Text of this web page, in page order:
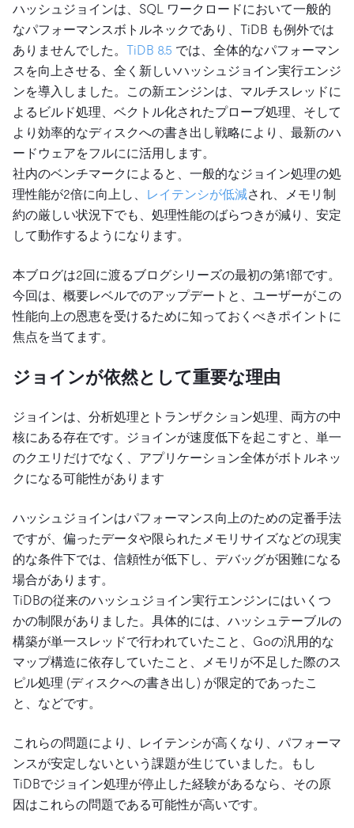
ハッシュジョインは、SQL ワークロードにおいて一般的
なパフォーマンスボトルネックであり、TiDB も例外では
ありませんでした。 TiDB 8.5 では、全体的なパフォーマン
スを向上させる、全く新しいハッシュジョイン実行エンジ
ンを導入しました。この新エンジンは、マルチスレッドに
よるビルド処理、ベクトル化されたプローブ処理、そして
より効率的なディスクへの書き出し戦略により、最新のハ
ードウェアをフルにに活用します。
社内のベンチマークによると、一般的なジョイン処理の処
理性能が2倍に向上し、
レイテンシが低減され、メモリ制
約の厳しい状況下でも、処理性能のばらつきが減り、安定
して動作するようになります。
本ブログは2回に渡るブログシリーズの最初の第1部です。
今回は、概要レベルでのアップデートと、ユーザーがこの
性能向上の恩恵を受けるために知っておくべきポイントに
焦点を当てます。
ジョインが依然として重要な理由
ジョインは、分析処理とトランザクション処理、両方の中
核にある存在です。ジョインが速度低下を起こすと、単一
のクエリだけでなく、アプリケーション全体がボトルネッ
クになる可能性があります
ハッシュジョインはパフォーマンス向上のための定番手法
ですが、偏ったデータや限られたメモリサイズなどの現実
的な条件下では、信頼性が低下し、デバッグが困難になる
場合があります。
TiDBの従来のハッシュジョイン実行エンジンにはいくつ
かの制限がありました。具体的には、ハッシュテーブルの
構築が単一スレッドで行われていたこと、Goの汎用的な
マップ構造に依存していたこと、メモリが不足した際のス
ピル処理 (ディスクへの書き出し) が限定的であったこ
と、などです。
これらの問題により、レイテンシが高くなり、パフォーマ
ンスが安定しないという課題が生じていました。もし
TiDBでジョイン処理が停止した経験があるなら、その原
因はこれらの問題である可能性が高いです。